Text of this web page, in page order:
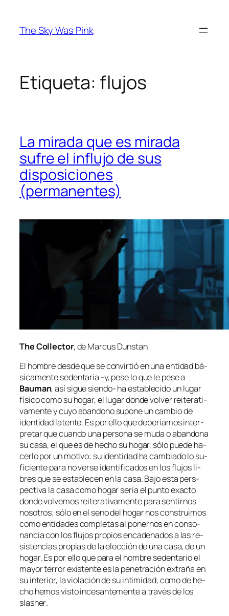
contenido
The Sky Was Pink
Etiqueta: flujos
La mirada que es mirada
sufre el influjo de sus
disposiciones
(permanentes)
The Collector, de Marcus Dunstan
El hom­bre des­de que se con­vir­tió en una en­ti­dad bá­
si­ca­men­te se­den­ta­ria ‑y, pe­se lo que le pe­se a
Bauman, así si­gue siendo- ha es­ta­ble­ci­do un lu­gar
fí­si­co co­mo su ho­gar, el lu­gar don­de vol­ver reite­ra­ti­
va­men­te y cu­yo aban­dono su­po­ne un cam­bio de
iden­ti­dad la­ten­te. Es por ello que de­be­ría­mos in­ter­
pre­tar que cuan­do una per­so­na se mu­da o aban­do­na
su ca­sa, el que es de he­cho su ho­gar, só­lo pue­de ha­
cer­lo por un mo­ti­vo: su iden­ti­dad ha cam­bia­do lo su­
fi­cien­te pa­ra no ver­se iden­ti­fi­ca­dos en los flu­jos li­
bres que se es­ta­ble­cen en la ca­sa. Bajo es­ta pers­
pec­ti­va la ca­sa co­mo ho­gar se­ría el pun­to exac­to
don­de vol­ve­mos reite­ra­ti­va­men­tepa­ra sen­tir­nos
no­so­tros; só­lo en el seno del ho­gar nos cons­trui­mos
co­mo en­ti­da­des com­ple­tas al po­ner­nos en con­so­
nan­cia con los flu­jos pro­pios en­ca­de­na­dos a las re­
sis­ten­cias pro­pias de la elec­ción de una ca­sa, de un
ho­gar. Es por ello que pa­ra el hom­bre se­den­ta­rio el
ma­yor te­rror exis­ten­te es la pe­ne­tra­ción ex­tra­ña en
su in­te­rior, la vio­la­ción de su in­ti­mi­dad, co­mo de he­
cho he­mos vis­to in­ce­san­te­men­te a tra­vés de los
slasher.